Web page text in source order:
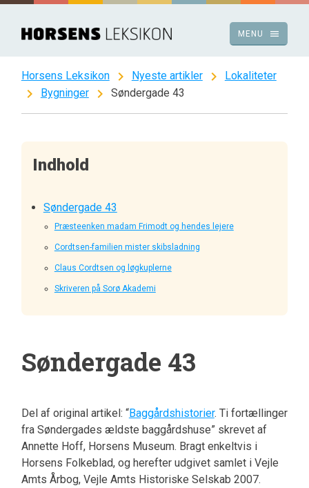
Spring
indhold
menu
MENU
Horsens Leksikon chevron_right Nyeste artikler chevron_right Lokaliteter
chevron_right Bygninger chevron_right Søndergade 43
Indhold
Søndergade 43
Præsteenken madam Frimodt og hendes lejere
Cordtsen-familien mister skibsladning
Claus Cordtsen og løgkuplerne
Skriveren på Sorø Akademi
Søndergade 43
Del af original artikel: “Baggårdshistorier. Ti fortællinger
fra Søndergades ældste baggårdshuse” skrevet af
Annette Hoff, Horsens Museum. Bragt enkeltvis i
Horsens Folkeblad, og herefter udgivet samlet i Vejle
Amts Årbog, Vejle Amts Historiske Selskab 2007.